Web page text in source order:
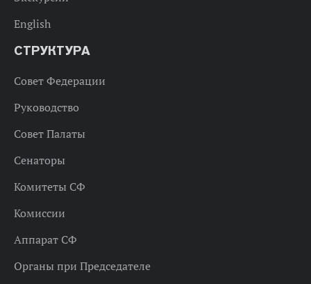
English
СТРУКТУРА
Совет Федерации
Руководство
Совет Палаты
Сенаторы
Комитеты СФ
Комиссии
Аппарат СФ
Органы при Председателе